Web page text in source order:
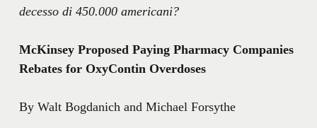
decesso di 450.000 americani?
McKinsey Proposed Paying Pharmacy Companies
Rebates for OxyContin Overdoses
By Walt Bogdanich and Michael Forsythe